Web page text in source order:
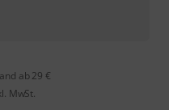
ab 29 €
MwSt.